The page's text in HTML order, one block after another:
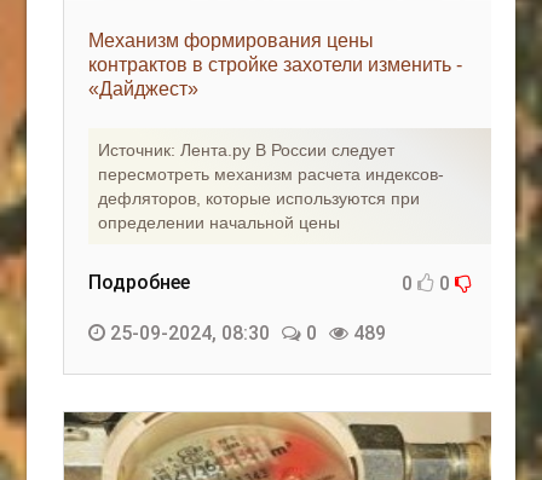
Механизм формирования цены
контрактов в стройке захотели изменить -
«Дайджест»
Источник: Лента.ру В России следует
пересмотреть механизм расчета индексов-
дефляторов, которые используются при
определении начальной цены
Подробнее 0 0
25-09-2024, 08:30 0 489